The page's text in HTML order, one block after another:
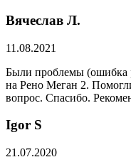
Вячеслав Л.
11.08.2021
Были проблемы (ошибка
на Рено Меган 2.
вопрос. Спасибо.
​Igor S
21.07.2020